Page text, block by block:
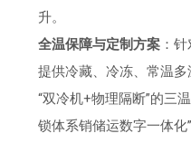
升。
全温保障与定制方案 ：
提供冷藏、冷冻、常温
“双冷机+物理隔断”的三
锁体系销储运数字一体化